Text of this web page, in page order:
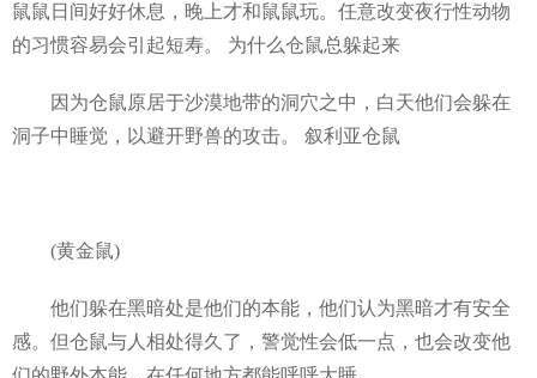
鼠鼠日间好好休息，晚上才和鼠鼠玩。任意改变夜行性动物
的习惯容易会引起短寿。 为什么仓鼠总躲起来
因为仓鼠原居于沙漠地带的洞穴之中，白天他们会躲在
洞子中睡觉，以避开野兽的攻击。 叙利亚仓鼠
(黄金鼠)
他们躲在黑暗处是他们的本能，他们认为黑暗才有安全
感。但仓鼠与人相处得久了，警觉性会低一点，也会改变他